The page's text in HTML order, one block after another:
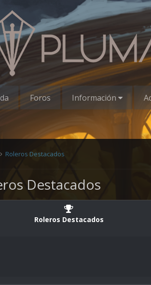
Foros Información
Roleros Destacados
Destacados
Roleros Destacados